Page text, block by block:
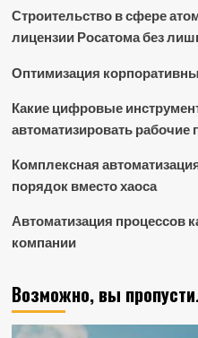
Строительство в сфере
лицензии Росатома без
Оптимизация
Какие цифровые
автоматизировать рабочие
Комплексная
порядок вместо хаоса
Автоматизация процессов
компании
Возможно, вы